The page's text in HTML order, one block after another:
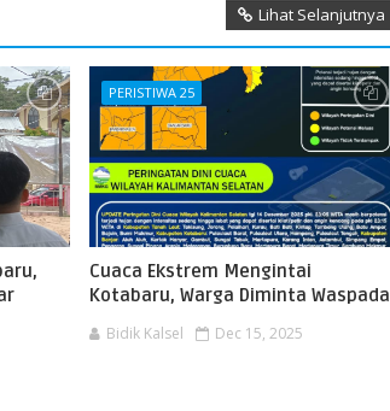
Lihat Selanjutnya
PERISTIWA 25
Cuaca Ekstrem Mengintai
Kotabaru, Warga Diminta Waspada
Bidik Kalsel Dec 15, 2025